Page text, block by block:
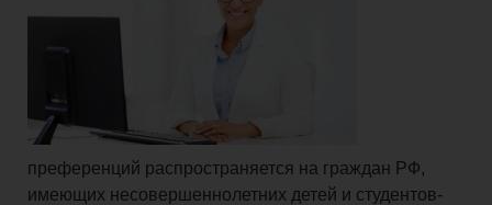
преференций распространяется на граждан РФ,
имеющих несовершеннолетних детей и студентов-